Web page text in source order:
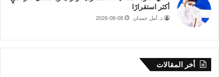
أكثر استقرارًا
د. أمل حمدان 2026-08-08
أخر المقالات